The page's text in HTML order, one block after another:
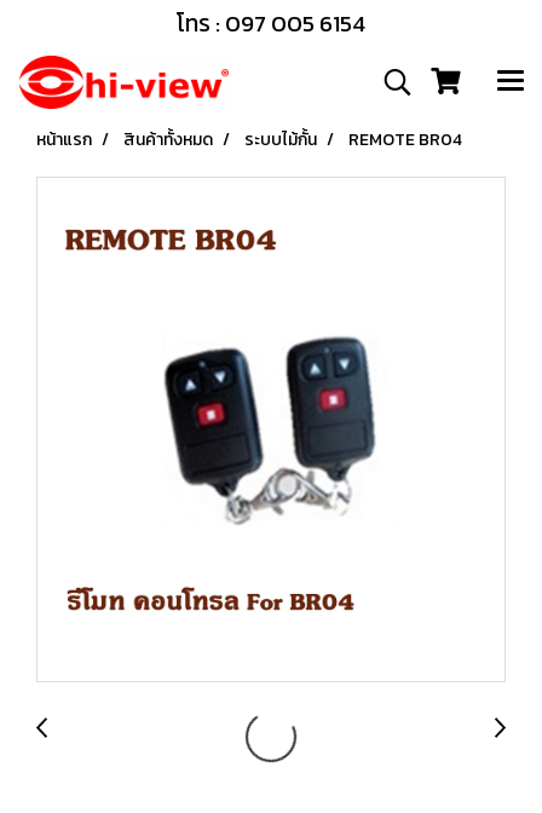
โทร : 097 005 6154
หน้าแรก สินค้าทั้งหมด ระบบไม้กั้น REMOTE BR04